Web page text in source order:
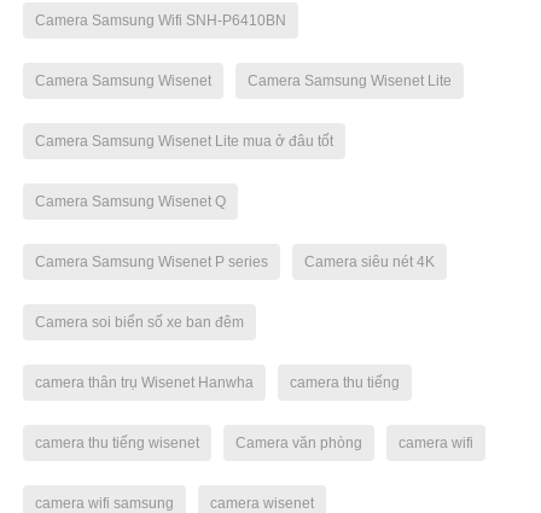
Camera Samsung Wifi SNH-P6410BN
Camera Samsung Wisenet Camera Samsung Wisenet Lite
Camera Samsung Wisenet Lite mua ở đâu tốt
Camera Samsung Wisenet Q
Camera Samsung Wisenet P series Camera siêu nét 4K
Camera soi biển số xe ban đêm
camera thân trụ Wisenet Hanwha camera thu tiếng
camera thu tiếng wisenet Camera văn phòng camera wifi
camera wifi samsung camera wisenet